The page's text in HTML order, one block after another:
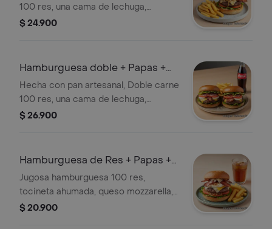
100 res, una cama de lechuga,
tomate, cebolla caramelizada,
casa, acompañado de papas a la
francesa y te helado.
$ 24.900
Hamburguesa doble + Papas +
Coca cola
Hecha con pan artesanal, Doble carne
100 res, una cama de lechuga,
tomate, cebolla caramelizada,
casa, acompañado de papas a la
francesa y Coca cola.
$ 26.900
Hamburguesa de Res + Papas +
Te helado
Jugosa hamburguesa 100 res,
tocineta ahumada, queso mozzarella,
queso cheddar, queso parmesano,
$ 20.900